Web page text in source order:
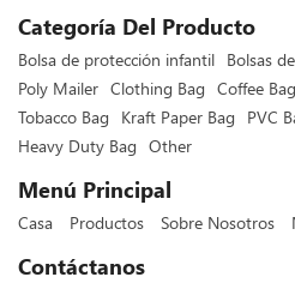
Categoría Del Producto
Bolsa de protección infantil Bolsas
Poly Mailer
Clothing Bag Coffee Bag
Tobacco Bag
Kraft Paper Bag PVC
Heavy Duty Bag
Other
Menú Principal
Casa Productos Sobre Nosotros
Contáctanos